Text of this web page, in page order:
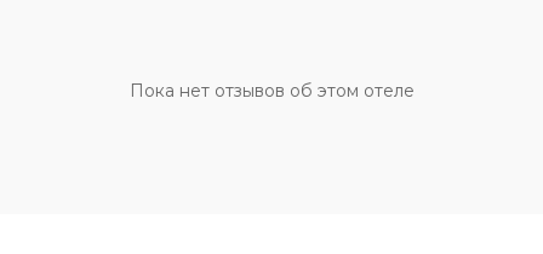
английском, итальянском и французском.
Пока нет отзывов об этом отеле